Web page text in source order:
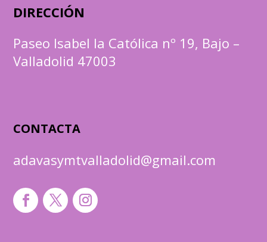
DIRECCIÓN
Paseo Isabel la Católica nº 19, Bajo –
Valladolid 47003
CONTACTA
adavasymtvalladolid@gmail.com